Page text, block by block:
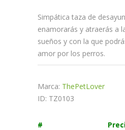
Simpática taza de
enamorarás y atraerás a
sueños y con la que
amor por los perros.
Marca: ThePetLover
ID: TZ0103
#